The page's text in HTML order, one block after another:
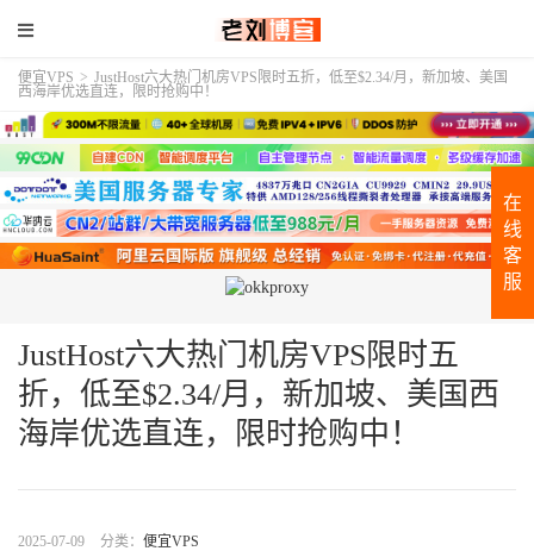
便宜VPS > JustHost六大热门机房VPS限时五折，低至$2.34/月，新加坡、美国
西海岸优选直连，限时抢购中！
JustHost六大热门机房VPS限时五
折，低至$2.34/月，新加坡、美国西
海岸优选直连，限时抢购中！
2025-07-09 分类： 便宜VPS
在
线
客
服